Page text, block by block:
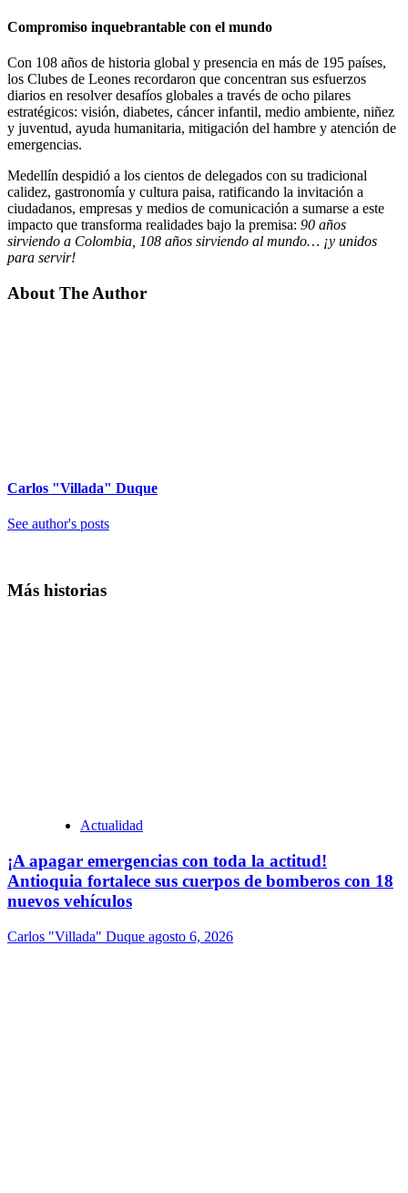
Compromiso inquebrantable con el mundo
Con 108 años de historia global y presencia en más de 195 países,
los Clubes de Leones recordaron que concentran sus esfuerzos
diarios en resolver desafíos globales a través de ocho pilares
estratégicos: visión, diabetes, cáncer infantil, medio ambiente, niñez
y juventud, ayuda humanitaria, mitigación del hambre y atención de
emergencias.
Medellín despidió a los cientos de delegados con su tradicional
calidez, gastronomía y cultura paisa, ratificando la invitación a
ciudadanos, empresas y medios de comunicación a sumarse a este
impacto que transforma realidades bajo la premisa: 90 años
sirviendo a Colombia, 108 años sirviendo al mundo… ¡y unidos
para servir!
About The Author
Carlos "Villada" Duque
See author's posts
Más historias
Actualidad
¡A apagar emergencias con toda la actitud!
Antioquia fortalece sus cuerpos de bomberos con 18
nuevos vehículos
Carlos "Villada" Duque agosto 6, 2026